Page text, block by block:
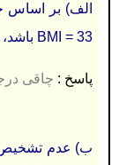
الف) بر اساس
33 = BMI باشد، درجۀ چاقی فرد را مشخص كنید.
پاسخ : چاقی درجه
ب) عدم تشخیص